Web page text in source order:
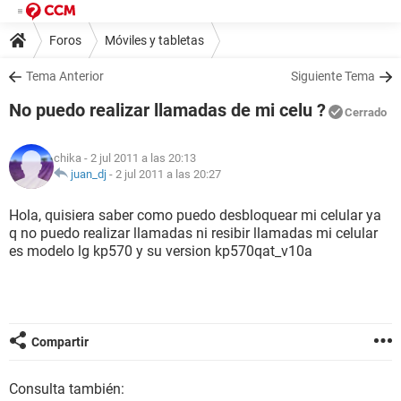
Foros Móviles y tabletas
Tema Anterior Siguiente Tema
No puedo realizar llamadas de mi celu ? Cerrado
chika - 2 jul 2011 a las 20:13
juan_dj - 2 jul 2011 a las 20:27
Hola, quisiera saber como puedo desbloquear mi celular ya
q no puedo realizar llamadas ni resibir llamadas mi celular
es modelo lg kp570 y su version kp570qat_v10a
Compartir
Consulta también: